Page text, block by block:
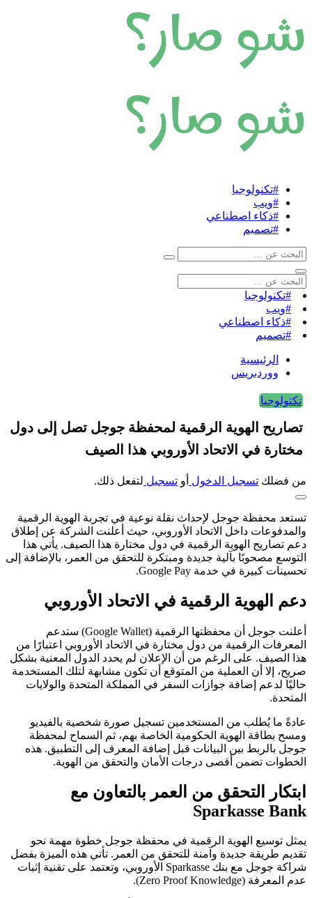
#تكنولوجيا
#ويب
#ذكاء اصطناعي
#تصميم
#تكنولوجيا
#ويب
#ذكاء اصطناعي
#تصميم
الرئيسية
ووردبريس
تكتولوجيا
تصاريح الهوية الرقمية لمحفظة جوجل تصل إلى دول
مختارة في الاتحاد الأوروبي هذا الصيف
من فضلك تسجيل الدخول أو تسجيل لتفعل ذلك.
تستعد محفظة جوجل لإحداث نقلة نوعية في تجربة الهوية الرقمية
والمدفوعات داخل الاتحاد الأوروبي، حيث أعلنت الشركة عن إطلاق
دعم تصاريح الهوية الرقمية في دول مختارة هذا الصيف. يأتي هذا
التوسع مصحوبًا بآلية جديدة ومبتكرة للتحقق من العمر، بالإضافة إلى
تحسينات كبيرة في خدمة Google Pay.
دعم الهوية الرقمية في الاتحاد الأوروبي
أعلنت جوجل أن محفظتها الرقمية (Google Wallet) ستدعم
المعرفات الرقمية من دول مختارة في الاتحاد الأوروبي اعتبارًا من
هذا الصيف. على الرغم من أن الإعلان لم يحدد الدول المعنية بشكل
صريح، إلا أن العملية من المتوقع أن تكون مشابهة لتلك المستخدمة
حاليًا لدعم إضافة جوازات السفر في المملكة المتحدة والولايات
المتحدة.
عادةً ما يُطلب من المستخدمين تسجيل صورة شخصية بالفيديو
ومسح بطاقة الهوية الحكومية الخاصة بهم، ثم السماح لمحفظة
جوجل بالربط بين البيانات قبل إضافة المعرف إلى التطبيق. هذه
الخطوات تضمن أقصى درجات الأمان والتحقق من الهوية.
ابتكار التحقق من العمر بالتعاون مع
Sparkasse Bank
يمثل توسيع الهوية الرقمية في محفظة جوجل خطوة مهمة نحو
تقديم طريقة جديدة وآمنة للتحقق من العمر. تأتي هذه الميزة بفضل
شراكة جوجل مع بنك Sparkasse الأوروبي، وتعتمد على تقنية إثبات
عدم المعرفة (Zero Proof Knowledge).